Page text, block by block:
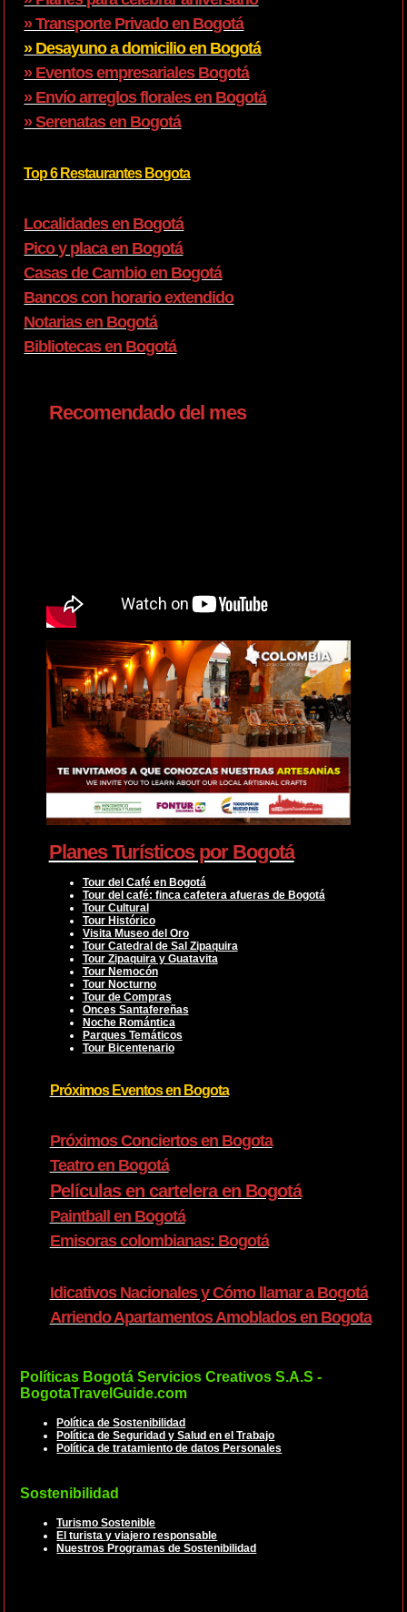
» Transporte Privado en Bogotá
» Desayuno a domicilio en Bogotá
» Eventos empresariales Bogotá
» Envío arreglos florales en Bogotá
» Serenatas en Bogotá
Top 6 Restaurantes Bogota
Localidades en Bogotá
Pico y placa en Bogotá
Casas de Cambio en Bogotá
Bancos con horario extendido
Notarias en Bogotá
Bibliotecas en Bogotá
Recomendado del mes
Planes Turísticos por Bogotá
Tour del Café en Bogotá
Tour del café: finca cafetera afueras de Bogotá
Tour Cultural
Tour Histórico
Visita Museo del Oro
Tour Catedral de Sal Zipaquira
Tour Zipaquira y Guatavita
Tour Nemocón
Tour Nocturno
Tour de Compras
Onces Santafereñas
Noche Romántica
Parques Temáticos
Tour Bicentenario
Próximos Eventos en Bogota
Próximos Conciertos en Bogota
Teatro en Bogotá
Películas en cartelera en Bogotá
Paintball en Bogotá
Emisoras colombianas: Bogotá
Idicativos Nacionales y Cómo llamar a Bogotá
Arriendo Apartamentos Amoblados en Bogota
Políticas Bogotá Servicios Creativos S.A.S -
BogotaTravelGuide.com
Política de Sostenibilidad
Política de Seguridad y Salud en el Trabajo
Política de tratamiento de datos Personales
Sostenibilidad
Turismo Sostenible
El turista y viajero responsable
Nuestros Programas de Sostenibilidad